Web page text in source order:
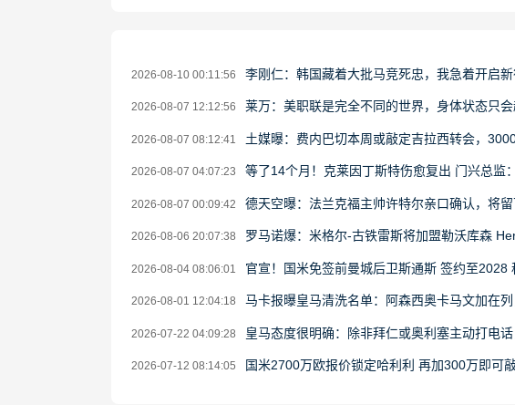
2026-08-10 00:11:56 李刚仁：韩国藏着大批马竞死忠，我急着开启
2026-08-07 12:12:56 莱万：美职联是完全不同的世界，身体状态只
2026-08-07 08:12:41 土媒曝：费内巴切本周或敲定吉拉西转会，
2026-08-07 04:07:23 等了14个月！克莱因丁斯特伤愈复出 门兴总监
2026-08-07 00:09:42 德天空曝：法兰克福主帅许特尔亲口确认，将
2026-08-06 20:07:38 罗马诺爆：米格尔-古铁雷斯将加盟勒沃库森
2026-08-04 08:06:01 官宣！国米免签前曼城后卫斯通斯 签约至2028
2026-08-01 12:04:18 马卡报曝皇马清洗名单：阿森西奥卡马文加在
2026-07-22 04:09:28 皇马态度很明确：除非拜仁或奥利塞主动打电
2026-07-12 08:14:05 国米2700万欧报价锁定哈利利 再加300万即可